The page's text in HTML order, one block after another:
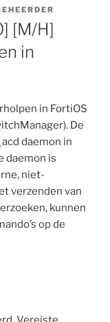
[M/H]
in
in FortiOS
De
daemon in
daemon is
niet-
verzenden van
kunnen
op de